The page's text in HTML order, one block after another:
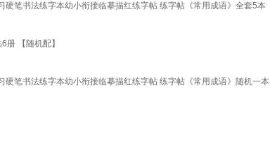
笔书法练字本幼小衔接临摹描红练字帖 练字帖《常用成语》全套5本
【随机配】
笔书法练字本幼小衔接临摹描红练字帖 练字帖《常用成语》随机一本